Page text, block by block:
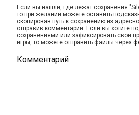
Если вы нашли, где лежат сохранения
то при желании можете оставить
скопировав путь к сохранению из
отправив комментарий. Если вы хотите
сохранениями или зафиксировать свой
игры, то можете отправить файлы через
Комментарий